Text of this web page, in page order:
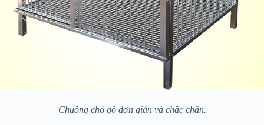
Chuồng chó gỗ đơn giản và chắc chắn.